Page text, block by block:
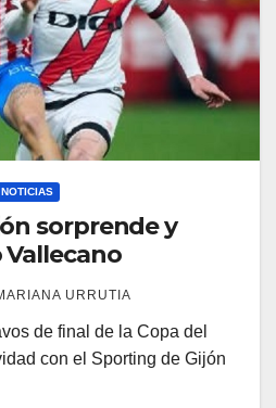
NOTICIAS
sorprende y
Vallecano
URRUTIA
de final de la Copa del
con el Sporting de Gijón